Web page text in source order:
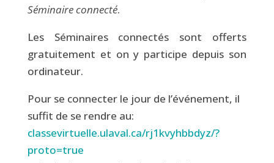
Séminaire connecté.
Les Séminaires connectés sont offerts
gratuitement et on y participe depuis son
ordinateur.
Pour se connecter le jour de l’événement, il
suffit de se rendre au:
classevirtuelle.ulaval.ca/rj1kvyhbbdyz/?
proto=true